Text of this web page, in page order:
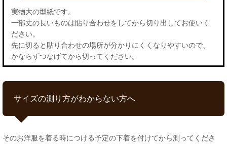
実物大の型紙です。
一部丈の長いものは貼り合わせをしてから切り出してお使いく
ださい。
先に切ると貼り合わせの場所が分かりにくくなりやすいので、
かならずつなげてから切ってください。
サイズの測り方がわからない方へ
そのお洋服を着る時につける予定の下着を付けてから測ってくださ